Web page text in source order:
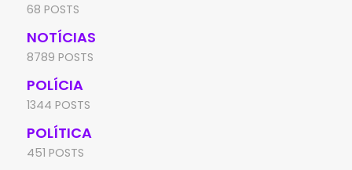
68 POSTS
NOTÍCIAS
8789 POSTS
POLÍCIA
1344 POSTS
POLÍTICA
451 POSTS